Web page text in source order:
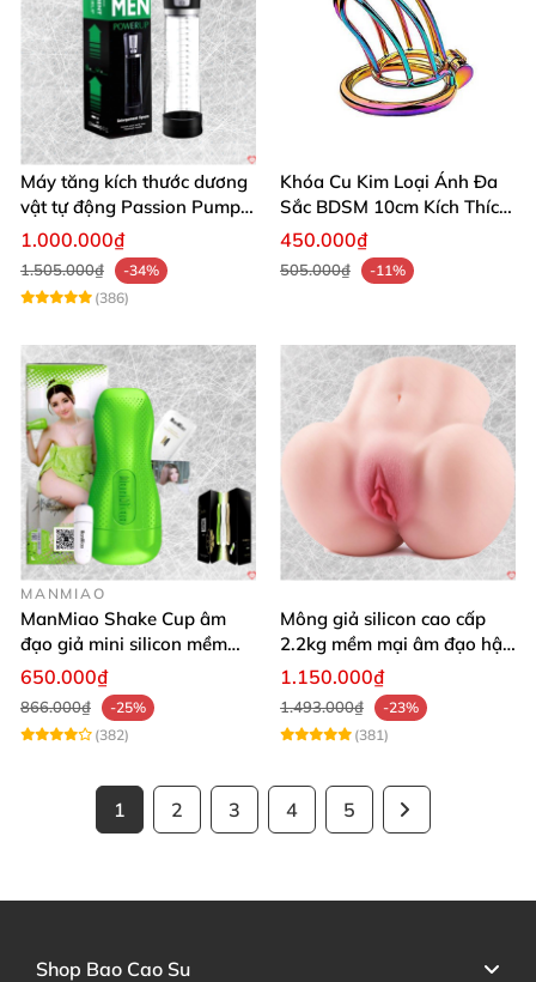
Máy tăng kích thước dương
vật tự động Passion Pump
sạc tiện lợi
1.000.000₫
1.505.000₫
-34%
(386)
Khóa Cu Kim Loại Ánh Đa
Sắc BDSM 10cm Kích Thích
Cao
450.000₫
505.000₫ -11%
MANMIAO
ManMiao Shake Cup âm
đạo giả mini silicon mềm
mại kích thích mạnh
650.000₫
866.000₫
-25%
(382)
Mông giả silicon cao cấp
2.2kg mềm mại âm đạo hậu
môn khít
1.150.000₫
1.493.000₫
-23%
(381)
1 2 3 4 5
Shop Bao Cao Su